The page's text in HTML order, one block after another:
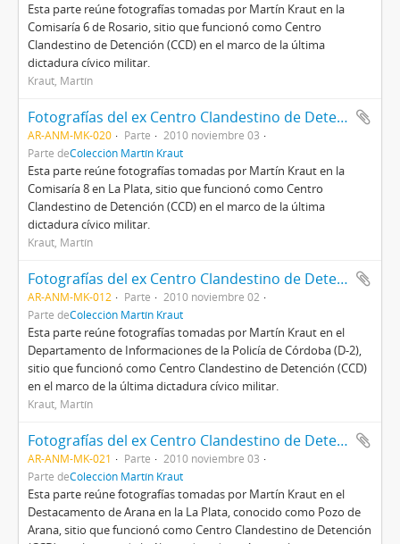
Esta parte reúne fotografías tomadas por Martín Kraut en la
Comisaría 6 de Rosario, sitio que funcionó como Centro
Clandestino de Detención (CCD) en el marco de la última
dictadura cívico militar.
Kraut, Martín
Fotografías del ex Centro Clandestino de Detención (CCD) Comisaría 8 de La Plata
AR-ANM-MK-020 Parte
2010 noviembre 03
Parte deColección Martín Kraut
Esta parte reúne fotografías tomadas por Martín Kraut en la
Comisaría 8 en La Plata, sitio que funcionó como Centro
Clandestino de Detención (CCD) en el marco de la última
dictadura cívico militar.
Kraut, Martín
Fotografías del ex Centro Clandestino de Detención (CCD) Departamento de Informaciones de la Policía de Córdoba (D-2)
AR-ANM-MK-012 Parte
2010 noviembre 02
Parte deColección Martín Kraut
Esta parte reúne fotografías tomadas por Martín Kraut en el
Departamento de Informaciones de la Policía de Córdoba (D-2),
sitio que funcionó como Centro Clandestino de Detención (CCD)
en el marco de la última dictadura cívico militar.
Kraut, Martín
Fotografías del ex Centro Clandestino de Detención (CCD) Destacamento de Arana
AR-ANM-MK-021 Parte
2010 noviembre 03
Parte deColección Martín Kraut
Esta parte reúne fotografías tomadas por Martín Kraut en el
Destacamento de Arana en la La Plata, conocido como Pozo de
Arana, sitio que funcionó como Centro Clandestino de Detención